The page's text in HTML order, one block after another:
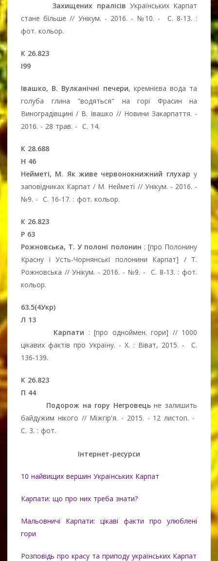
Захищених пралісів Українських Карпат
стане більше // Унікум. - 2016. - №10. - С. 8-13. :
фот. кольор.
К 26.823
І99
Івашко, В. Вулканічні печери, кремнієва вода та
голуба глина "водяться" на горі Фрасин на
Виноградівщині / В. Івашко // Новини Закарпаття. -
2016. - 28 трав. - С. 14.
К 28.688
Н 46
Нейметі, М. Як живе червонокнижний глухар у
заповідниках Карпат / М. Нейметі // Унікум. - 2016. -
№9. - С. 16-17. : фот. кольор.
К 26.823
Р 63
Рожновська, Т. У полоні полонин : [про Полонину
Красну і Усть-Чорнянські полонини Карпат] / Т.
Рожновська // Унікум. - 2016. - №9. - С. 8-13. : фот.
кольор.
63.5(4Укр)
Л 13
Карпати : [про одноймен. гори] // 1000
цікавих фактів про Україну. - Х. : Віват, 2015. - С.
136-139.
К 26.823
П 44
Подорож на гору Негровецьне залишить
байдужим нікого // Міжгір'я. - 2015. - 12 листоп. -
С. 3. : фот.
Інтернет-ресурси
10 найвищих вершин Українських Карпат
Карпати: що про них треба знати?
Мальовничі Карпати: цікаві факти про улюблені
гори
Розповідь про красу та приподу українських Карпат